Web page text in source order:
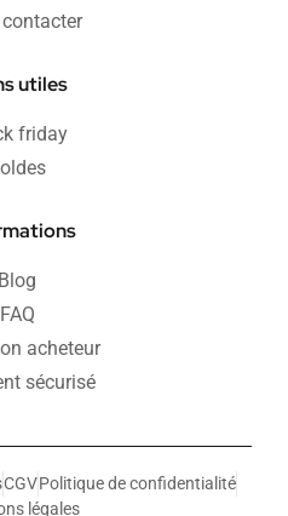
utiles
friday
Blog
FAQ
acheteur
sécurisé
CGVPolitique de confidentialité
légales